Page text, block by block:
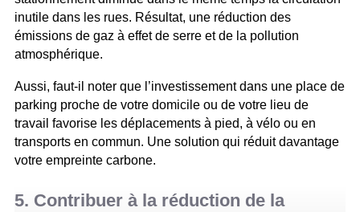
inutile dans les rues. Résultat, une réduction des
émissions de gaz à effet de serre et de la pollution
atmosphérique.
Aussi, faut-il noter que l’investissement dans une place de
parking proche de votre domicile ou de votre lieu de
travail favorise les déplacements à pied, à vélo ou en
transports en commun. Une solution qui réduit davantage
votre empreinte carbone.
5. Contribuer à la réduction de la